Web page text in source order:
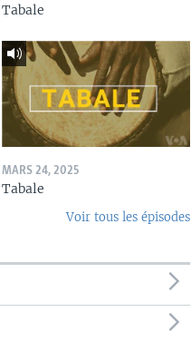
Tabale
MARS 24, 2025
Tabale
Voir tous les épisodes